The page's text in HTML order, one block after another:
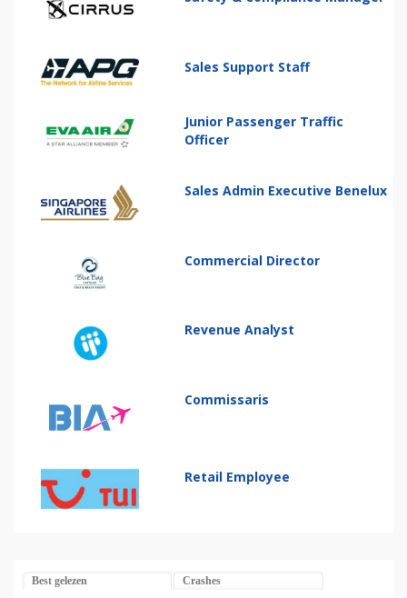
Sales Support Staff
Junior Passenger Traffic
Officer
Sales Admin Executive Benelux
Commercial Director
Revenue Analyst
Commissaris
Retail Employee
Best gelezen Crashes